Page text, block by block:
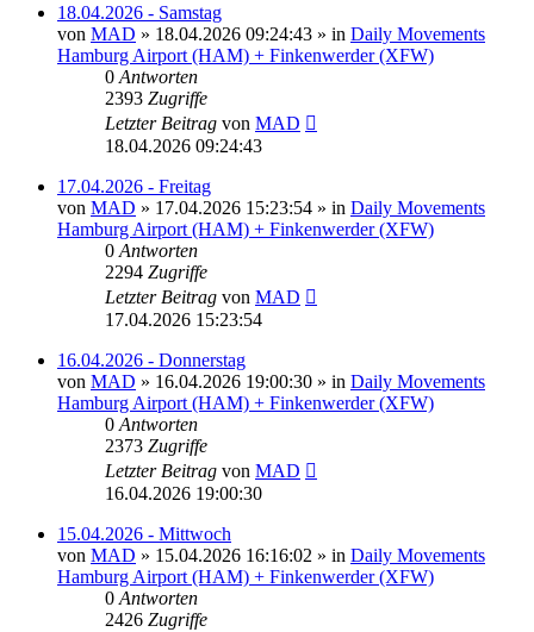
18.04.2026 - Samstag
von MAD » 18.04.2026 09:24:43 » in Daily Movements
Hamburg Airport (HAM) + Finkenwerder (XFW)
0 Antworten
2393 Zugriffe
Letzter Beitrag von MAD
18.04.2026 09:24:43
17.04.2026 - Freitag
von MAD » 17.04.2026 15:23:54 » in Daily Movements
Hamburg Airport (HAM) + Finkenwerder (XFW)
0 Antworten
2294 Zugriffe
Letzter Beitrag von MAD
17.04.2026 15:23:54
16.04.2026 - Donnerstag
von MAD » 16.04.2026 19:00:30 » in Daily Movements
Hamburg Airport (HAM) + Finkenwerder (XFW)
0 Antworten
2373 Zugriffe
Letzter Beitrag von MAD
16.04.2026 19:00:30
15.04.2026 - Mittwoch
von MAD » 15.04.2026 16:16:02 » in Daily Movements
Hamburg Airport (HAM) + Finkenwerder (XFW)
0 Antworten
2426 Zugriffe